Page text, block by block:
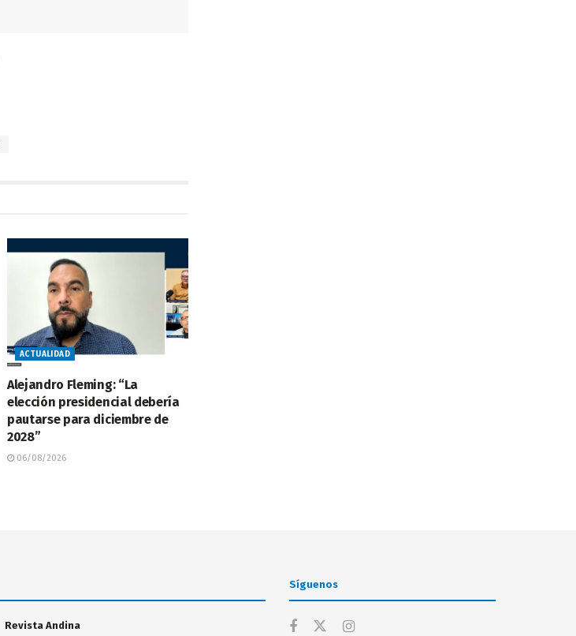
ACTUALIDAD
Alejandro Fleming: “La
elección presidencial debería
pautarse para diciembre de
2028”
06/08/2026
Revista Andina
Síguenos